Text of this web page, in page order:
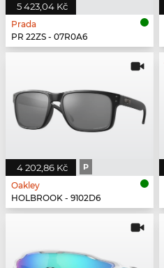
5 423,04 Kč
Prada
PR 22ZS - 07R0A6
4 202,86 Kč P
Oakley
HOLBROOK - 9102D6